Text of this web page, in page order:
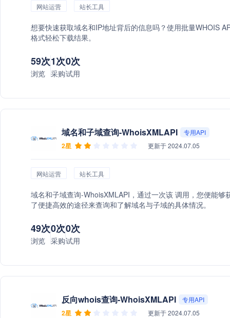
网站运营 站长工具
想要快速获取域名和IP地址背后的信息吗？使用批量WHOIS
格式轻松下载结果。
59次
浏览
1次
采购
0次
试用
域名和子域查询-WhoisXMLAPI 专用API
2星 更新于 2024.07.05
网站运营 站长工具
域名和子域查询-WhoisXMLAPI，通过一次该 调用，您便能
了便捷高效的途径来查询和了解域名与子域的具体情况。
49次
浏览
0次
采购
0次
试用
反向whois查询-WhoisXMLAPI 专用API
2星 更新于 2024.07.05